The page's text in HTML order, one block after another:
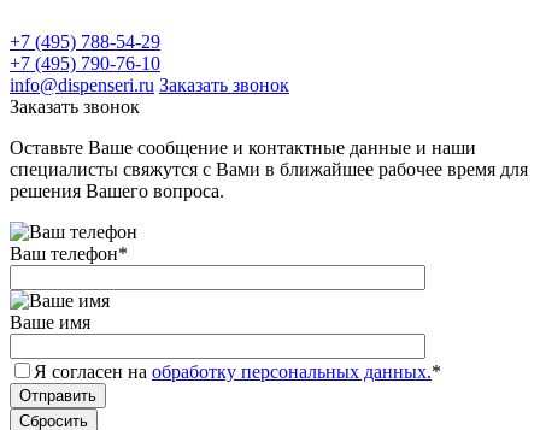
+7 (495) 788-54-29
+7 (495) 790-76-10
info@dispenseri.ru Заказать звонок
Заказать звонок
Оставьте Ваше сообщение и контактные данные и наши
специалисты свяжутся с Вами в ближайшее рабочее время для
решения Вашего вопроса.
Ваш телефон*
Ваше имя
Я согласен на обработку персональных данных.*